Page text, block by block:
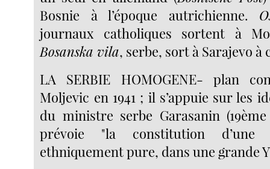
Bosnie à l’époque autrichienne.
journaux catholiques sortent à
Bosanska vila, serbe, sort à Sarajevo à
LA SERBIE HOMOGENE- plan
Moljevic en 1941 ; il s’appuie sur les
du ministre serbe Garasanin
prévoie "la constitution d’une
ethniquement pure, dans une grande